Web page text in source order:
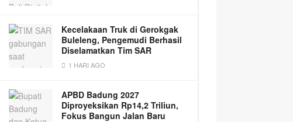
Kecelakaan Truk di Gerokgak
Buleleng, Pengemudi Berhasil
Diselamatkan Tim SAR
1 HARI AGO
APBD Badung 2027
Diproyeksikan Rp14,2 Triliun,
Fokus Bangun Jalan Baru